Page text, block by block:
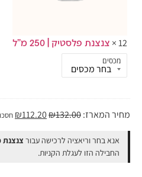
צנצנת פלסטיק | 250 מ"ל
המארז: ₪132.00
₪112.20 חסכון של 15%
בחר וריאציה לרכישה עבורצנצנת פלסטיק | 250 מ"ל
הזו לעגלת הקניות.